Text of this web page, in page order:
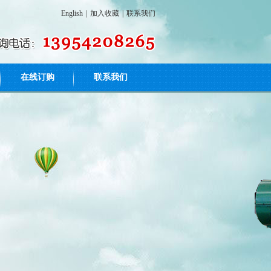
English 加入收藏 | 联系我们
在线订购 联系我们